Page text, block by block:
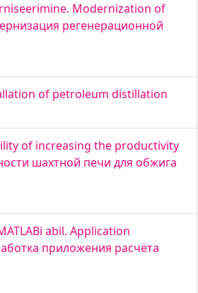
Modernization of
регенерационной
of petroleum distillation
of increasing the productivity
шахтной печи для обжига
abil. Application
приложения расчёта